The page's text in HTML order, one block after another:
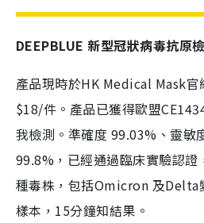
DEEPBLUE 新型冠狀病毒抗原
產品現時於HK Medical Mask
$18/件。產品已獲得歐盟
我檢測。準確度 99.03%、靈敏
99.8%，已經通過臨床實驗認證
種毒株，包括Omicron 及Delta
樣本，15分鐘知結果。